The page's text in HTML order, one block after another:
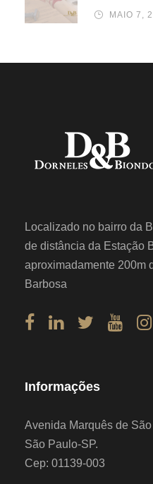
MAIO 7,
Localizado no bairro da
de distância da Estação
aproximadamente 200m
Barbosa
Informações
Avenida Marquês de
São Paulo-SP.
Cep: 01139-003